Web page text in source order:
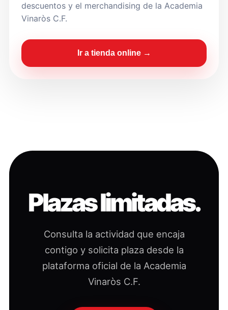
descuentos y el merchandising de la Academia
Vinaròs C.F.
Ir a tienda online →
Plazas limitadas.
Consulta la actividad que encaja
contigo y solicita plaza desde la
plataforma oficial de la Academia
Vinaròs C.F.